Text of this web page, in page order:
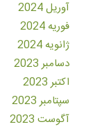
آوریل 2024
فوریه 2024
ژانویه 2024
دسامبر 2023
اکتبر 2023
سپتامبر 2023
آگوست 2023